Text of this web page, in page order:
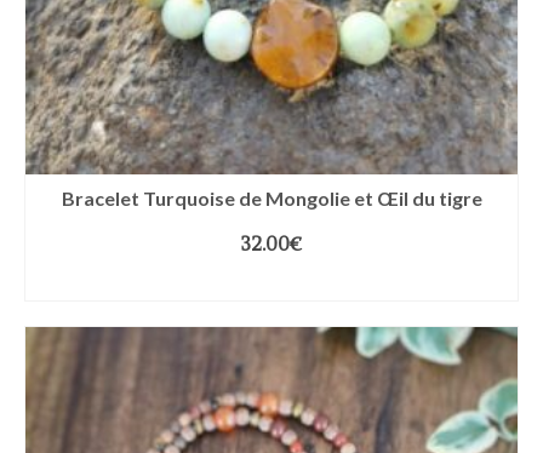
Bracelet Turquoise de Mongolie et Œil du tigre
32.00€